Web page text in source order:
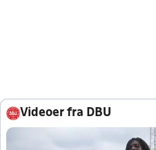
Videoer fra DBU